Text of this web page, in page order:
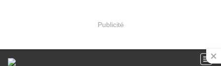
Publicité